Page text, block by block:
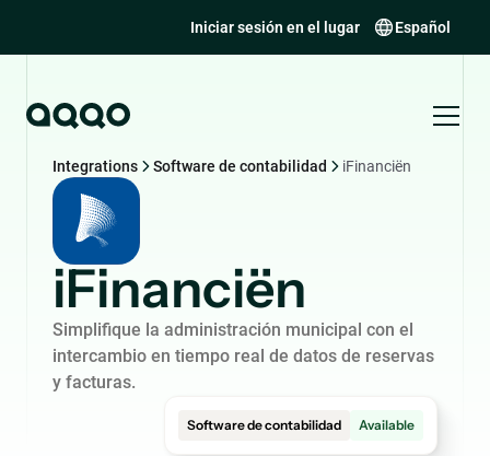
Iniciar sesión en el lugar Español
Integrations Software de contabilidad iFinanciën
iFinanciën
Simplifique la administración municipal con el
intercambio en tiempo real de datos de reservas
y facturas.
Software de contabilidad Available